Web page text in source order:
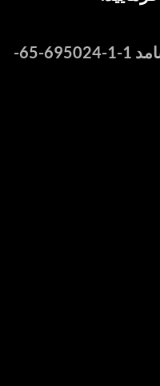
کد شامد 1-1-695024-65-